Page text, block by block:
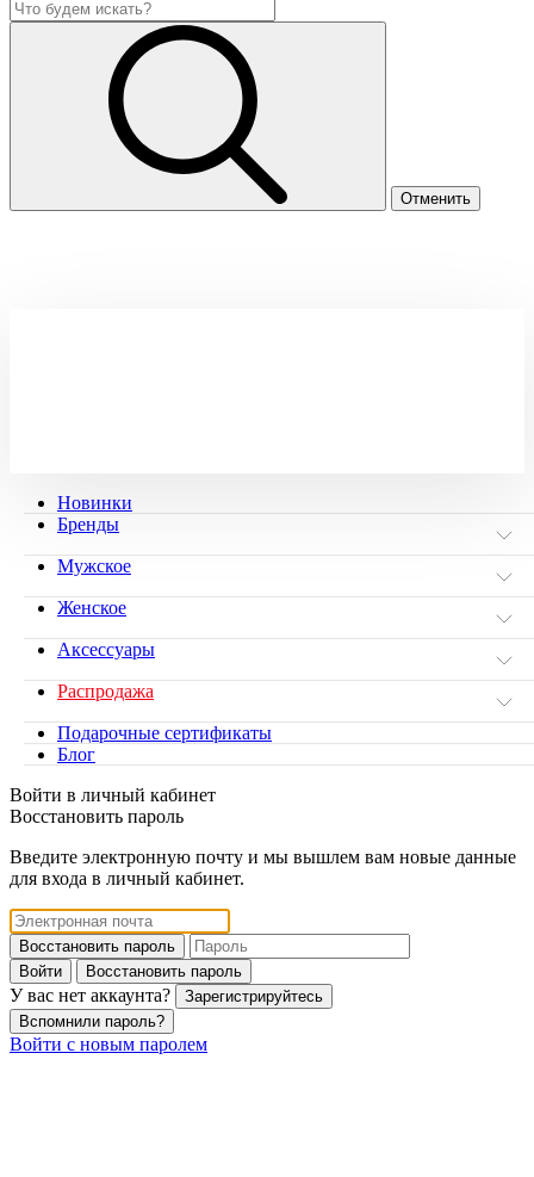
Новинки
Бренды
Мужское
Женское
Аксессуары
Распродажа
Подарочные сертификаты
Блог
Войти в личный кабинет
Восстановить пароль
Введите электронную почту и мы вышлем вам новые данные
для входа в личный кабинет.
Восстановить пароль
Войти
Восстановить пароль
У вас нет аккаунта?
Зарегистрируйтесь
Вспомнили пароль?
Войти с новым паролем